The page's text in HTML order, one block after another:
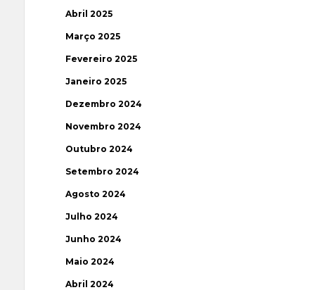
Abril 2025
Março 2025
Fevereiro 2025
Janeiro 2025
Dezembro 2024
Novembro 2024
Outubro 2024
Setembro 2024
Agosto 2024
Julho 2024
Junho 2024
Maio 2024
Abril 2024